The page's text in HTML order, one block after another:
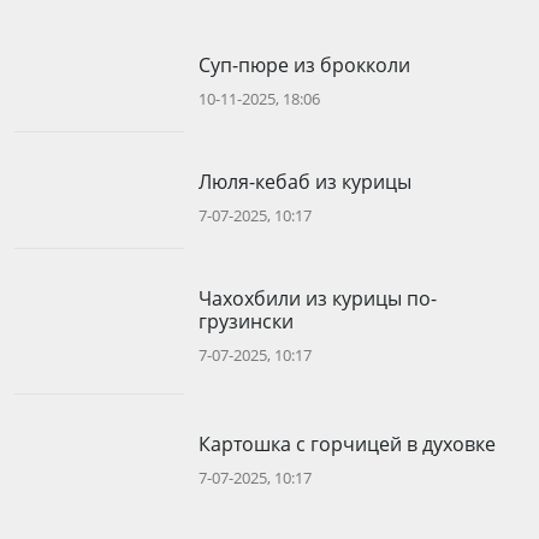
Суп-пюре из брокколи
10-11-2025, 18:06
Люля-кебаб из курицы
7-07-2025, 10:17
Чахохбили из курицы по-
грузински
7-07-2025, 10:17
Картошка с горчицей в духовке
7-07-2025, 10:17